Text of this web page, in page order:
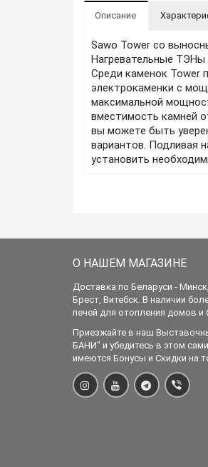
Описание
Sawo Tower со
Нагревательные ТЭНы
Среди каменок Tower
электрокаменки с
максимальной
вместимость камней
вы можете быть
вариантов. Подливая
установить
О НАШЕМ МАГАЗИНЕ
Доставка по Беларуси -
Брест, Витебск. В наличии
печей для отопления домов и
Приезжайте в наш
БАНИ" и убедитесь в этом
имеются Бонусы и Скидки на